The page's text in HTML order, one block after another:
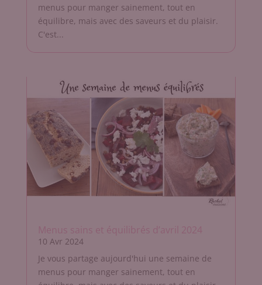
menus pour manger sainement, tout en
équilibre, mais avec des saveurs et du plaisir.
C'est...
Menus sains et équilibrés d’avril 2024
10 Avr 2024
Je vous partage aujourd'hui une semaine de
menus pour manger sainement, tout en